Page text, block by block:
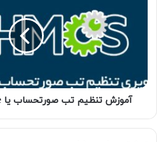
آموزش تنظیم تب صورتحساب یا Invoice در WHMCS